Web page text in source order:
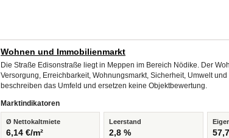
Wohnen und Immobilienmarkt
Die Straße Edisonstraße liegt in Meppen im Bereich Nödike. Der
Versorgung, Erreichbarkeit, Wohnungsmarkt, Sicherheit, Umwelt
beschreiben das Umfeld und ersetzen keine Objektbewertung.
Marktindikatoren
Ø Nettokaltmiete
6,14 €/m²
Leerstand
2,8 %